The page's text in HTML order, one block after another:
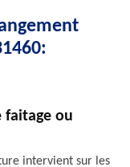
faitage ou
intervient sur les